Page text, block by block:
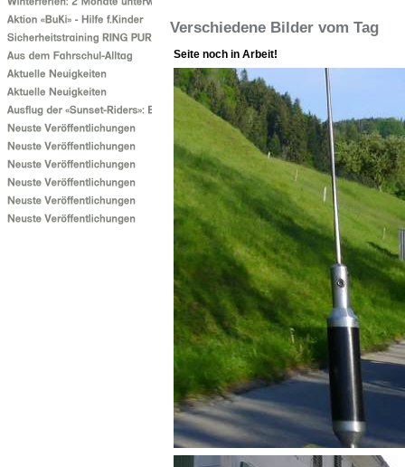
Verschiedene Bilder vom Tag
Seite noch in Arbeit!